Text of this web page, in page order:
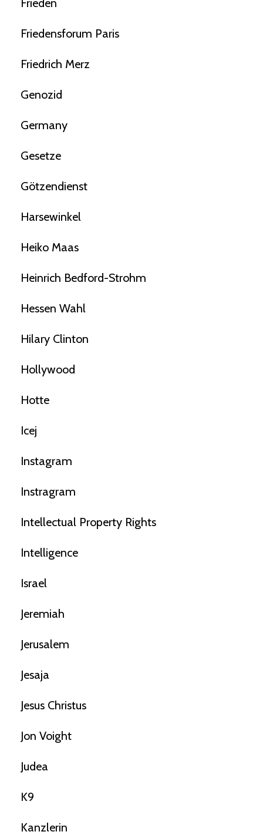
Friedensforum Paris
Friedrich Merz
Genozid
Germany
Gesetze
Götzendienst
Harsewinkel
Heiko Maas
Heinrich Bedford-Strohm
Hessen Wahl
Hilary Clinton
Hollywood
Hotte
Icej
Instagram
Instragram
Intellectual Property Rights
Intelligence
Israel
Jeremiah
Jerusalem
Jesaja
Jesus Christus
Jon Voight
Judea
K9
Kanzlerin